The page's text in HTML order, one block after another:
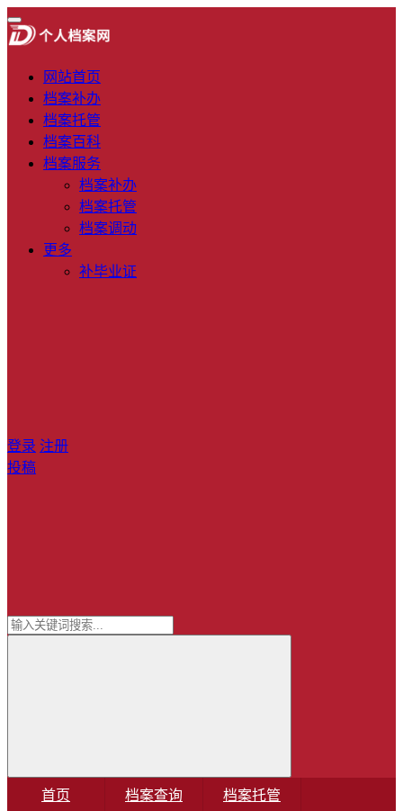
网站首页
档案补办
档案托管
档案百科
档案服务
档案补办
档案托管
档案调动
更多
补毕业证
登录 注册
投稿
首页 档案查询 档案托管